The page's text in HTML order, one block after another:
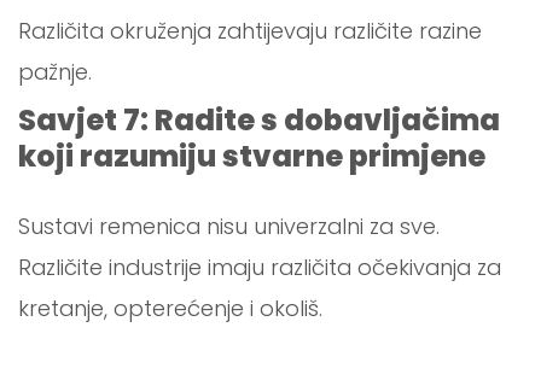
Različita okruženja zahtijevaju različite razine
pažnje.
Savjet 7: Radite s dobavljačima
koji razumiju stvarne primjene
Sustavi remenica nisu univerzalni za sve.
Različite industrije imaju različita očekivanja za
kretanje, opterećenje i okoliš.